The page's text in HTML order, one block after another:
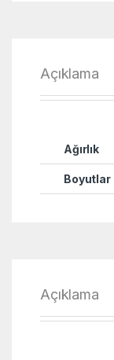
Açıklama
Ağırlık
Boyutlar
Açıklama